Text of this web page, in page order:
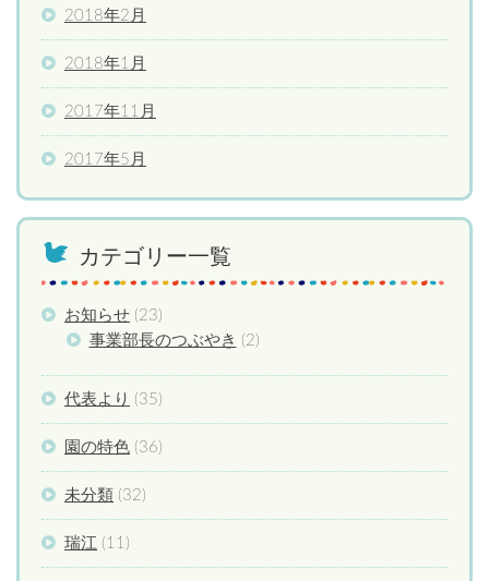
2018年2月
2018年1月
2017年11月
2017年5月
カテゴリー一覧
お知らせ (23)
事業部長のつぶやき (2)
代表より (35)
園の特色 (36)
未分類 (32)
瑞江 (11)